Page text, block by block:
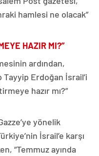
hamlesi ne olacak”
HAZIR MI?”
ardından,
Erdoğan İsrail’i
hazır mı?”
yönelik
İsrail’e karşı
“Temmuz ayında